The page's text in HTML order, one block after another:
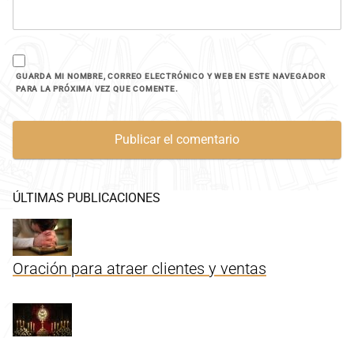
GUARDA MI NOMBRE, CORREO ELECTRÓNICO Y WEB EN ESTE NAVEGADOR
PARA LA PRÓXIMA VEZ QUE COMENTE.
ÚLTIMAS PUBLICACIONES
Oración para atraer clientes y ventas